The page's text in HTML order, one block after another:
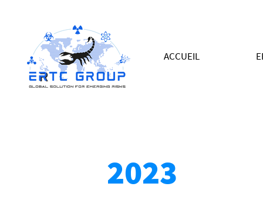
ACCUEIL
2023